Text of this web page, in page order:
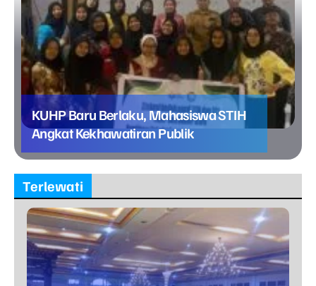
KUHP Baru Berlaku, Mahasiswa STIH
Angkat Kekhawatiran Publik
Terlewati